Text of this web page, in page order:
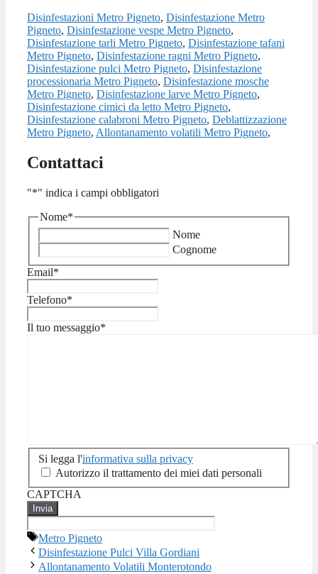
Disinfestazioni Metro Pigneto, Disinfestazione Metro
Pigneto, Disinfestazione vespe Metro Pigneto,
Disinfestazione tarli Metro Pigneto, Disinfestazione tafani
Metro Pigneto, Disinfestazione ragni Metro Pigneto,
Disinfestazione pulci Metro Pigneto, Disinfestazione
processionaria Metro Pigneto, Disinfestazione mosche
Metro Pigneto, Disinfestazione larve Metro Pigneto,
Disinfestazione cimici da letto Metro Pigneto,
Disinfestazione calabroni Metro Pigneto, Deblattizzazione
Metro Pigneto, Allontanamento volatili Metro Pigneto,
Contattaci
"*" indica i campi obbligatori
Nome*
Nome
Cognome
Email*
Telefono*
Il tuo messaggio*
Si
legga
l'informativa
sulla
privacy
Si legga l'informativa sulla privacy
Autorizzo il trattamento dei miei dati personali
CAPTCHA
Tag
Metro Pigneto
Disinfestazione Pulci Villa Gordiani
Allontanamento Volatili Monterotondo